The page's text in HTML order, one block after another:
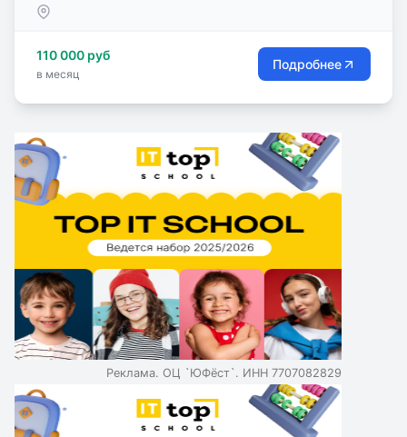
110 000 руб
в месяц
Подробнее
Реклама. ОЦ `ЮФёст`. ИНН 7707082829